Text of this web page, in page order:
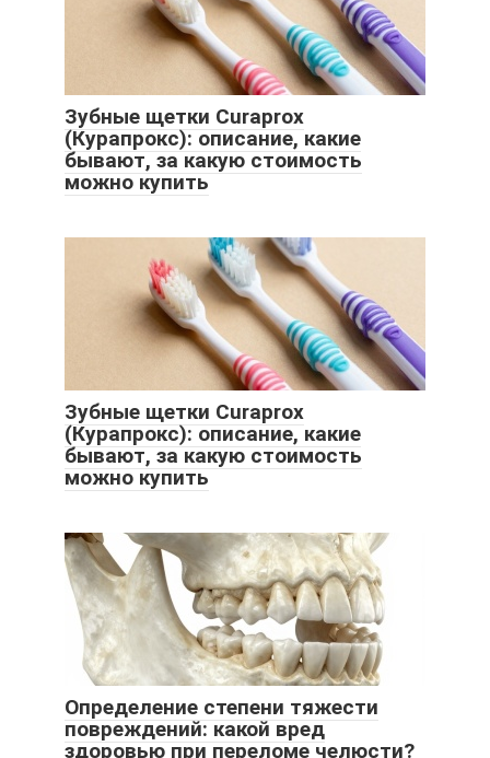
Зубные щетки Curaprox
(Курапрокс): описание, какие
бывают, за какую стоимость
можно купить
Зубные щетки Curaprox
(Курапрокс): описание, какие
бывают, за какую стоимость
можно купить
Определение степени тяжести
повреждений: какой вред
здоровью при переломе челюсти?